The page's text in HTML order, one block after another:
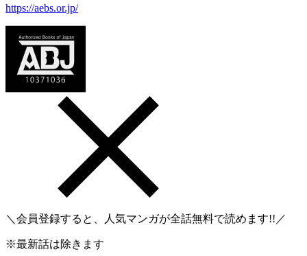
https://aebs.or.jp/
＼会員登録すると、人気マンガが全話無料で読めます!!／
※最新話は除きます